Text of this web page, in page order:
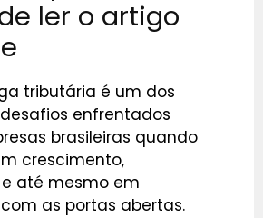
ler o artigo
tributária é um dos
enfrentados
brasileiras quando
crescimento,
até mesmo em
as portas abertas.